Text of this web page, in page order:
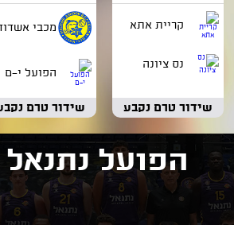
קריית אתא
נס ציונה
שידור טרם נקבע
מכבי
הפועל י-ם
שידור טרם
הפועל נתנאל